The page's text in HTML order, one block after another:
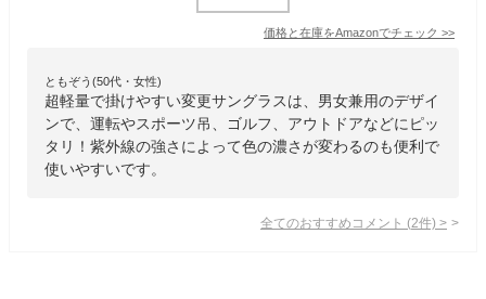
価格と在庫をAmazonでチェック >>
ともぞう(50代・女性)
超軽量で掛けやすい変更サングラスは、男女兼用のデザイ
ンで、運転やスポーツ吊、ゴルフ、アウトドアなどにピッ
タリ！紫外線の強さによって色の濃さが変わるのも便利で
使いやすいです。
全てのおすすめコメント (2件) >